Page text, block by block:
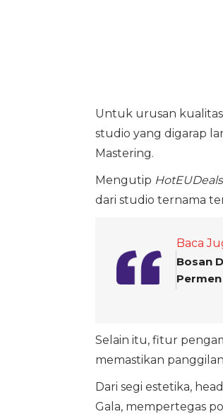
Untuk urusan
studio yang digarap
Mastering.
Mengutip
dari studio ternama
Baca
Bosan
Permen
Selain itu, fitur
memastikan
Dari segi estetika,
Gala, mempertegas